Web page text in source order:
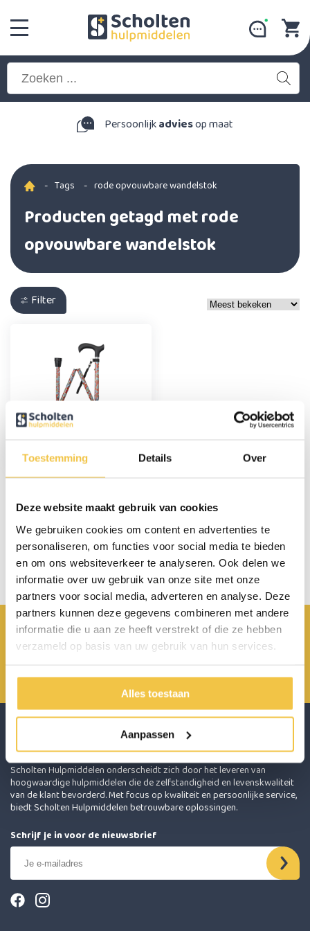
Toestemming Details Over
Deze website maakt gebruik van cookies
We gebruiken cookies om content en advertenties te
personaliseren, om functies voor social media te bieden
en om ons websiteverkeer te analyseren. Ook delen we
informatie over uw gebruik van onze site met onze
partners voor social media, adverteren en analyse. Deze
partners kunnen deze gegevens combineren met andere
informatie die u aan ze heeft verstrekt of die ze hebben
verzameld op basis van uw gebruik van hun services.
Alles toestaan
Aanpassen
Persoonlijkadviesop maat
- Tags - rode opvouwbare wandelstok
Producten getagd met rode
opvouwbare wandelstok
Filter
Wandelstok
opvouwbaar - Rood
17,95
Persoonlijk advies
Start chat
info@scholten-hulpmiddelen.nl
0485 800 814
Achterbroek 15 6596 MP Milsbeek
Scholten Hulpmiddelen onderscheidt zich door het leveren van
hoogwaardige hulpmiddelen die de zelfstandigheid en levenskwaliteit
van de klant bevorderd. Met focus op kwaliteit en persoonlijke service,
biedt Scholten Hulpmiddelen betrouwbare oplossingen.
Schrijf je in voor de nieuwsbrief